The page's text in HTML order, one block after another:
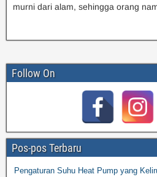
murni dari alam, sehingga orang
Follow On
Pos-pos Terbaru
Pengaturan Suhu Heat Pump yang